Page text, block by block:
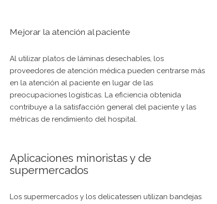
Mejorar la atención al paciente
Al utilizar platos de láminas desechables, los
proveedores de atención médica pueden centrarse más
en la atención al paciente en lugar de las
preocupaciones logísticas. La eficiencia obtenida
contribuye a la satisfacción general del paciente y las
métricas de rendimiento del hospital.
Aplicaciones minoristas y de
supermercados
Los supermercados y los delicatessen utilizan bandejas